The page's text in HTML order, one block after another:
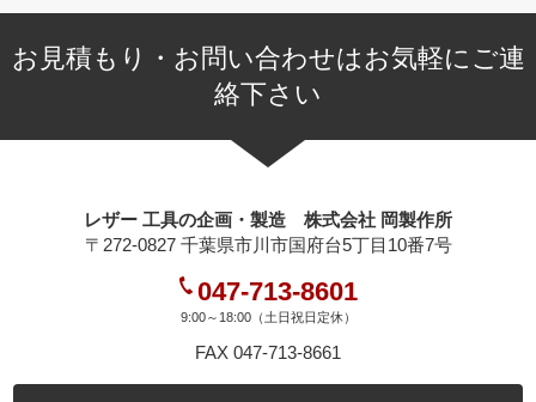
お見積もり・お問い合わせはお気軽にご連
絡下さい
レザー 工具の企画・製造 株式会社 岡製作所
〒272-0827 千葉県市川市国府台5丁目10番7号
047-713-8601
9:00～18:00（土日祝日定休）
FAX 047-713-8661